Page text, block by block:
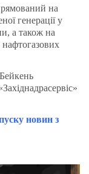
на
генерації у
а також на
новин з